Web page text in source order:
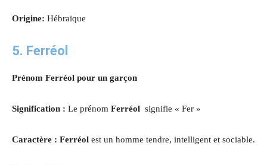
Origine: Hébraïque
5. Ferréol
Prénom Ferréol pour un garçon
Signification : Le prénom Ferréol signifie « Fer »
Caractère : Ferréol est un homme tendre, intelligent et sociable.